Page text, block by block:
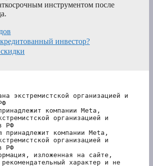
инструментом после
инвестор?
экстремистской организацией и
компании Meta,
организацией и
РФ
компании Meta,
организацией и
РФ
изложенная на сайте,
характер и не